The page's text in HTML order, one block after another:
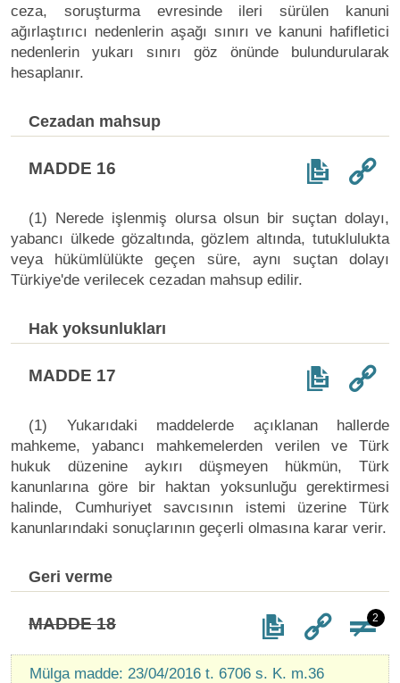
ceza, soruşturma evresinde ileri sürülen kanuni
ağırlaştırıcı nedenlerin aşağı sınırı ve kanuni hafifletici
nedenlerin yukarı sınırı göz önünde bulundurularak
hesaplanır.
Cezadan mahsup
MADDE 16
(1) Nerede işlenmiş olursa olsun bir suçtan dolayı,
yabancı ülkede gözaltında, gözlem altında, tutuklulukta
veya hükümlülükte geçen süre, aynı suçtan dolayı
Türkiye'de verilecek cezadan mahsup edilir.
Hak yoksunlukları
MADDE 17
(1) Yukarıdaki maddelerde açıklanan hallerde
mahkeme, yabancı mahkemelerden verilen ve Türk
hukuk düzenine aykırı düşmeyen hükmün, Türk
kanunlarına göre bir haktan yoksunluğu gerektirmesi
halinde, Cumhuriyet savcısının istemi üzerine Türk
kanunlarındaki sonuçlarının geçerli olmasına karar verir.
Geri verme
MADDE 18 2
Mülga madde: 23/04/2016 t. 6706 s. K. m.36